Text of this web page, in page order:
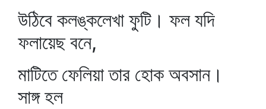
উঠিবে কলঙ্কলেখা ফুটি। ফল যদি
ফলায়েছ বনে,
মাটিতে ফেলিয়া তার হোক অবসান।
সাঙ্গ হল